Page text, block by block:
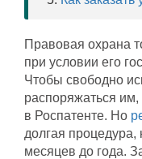
Правовая охрана
при условии его
Чтобы свободно
распоряжаться
в Роспатенте. Но
долгая процедура,
месяцев до года.